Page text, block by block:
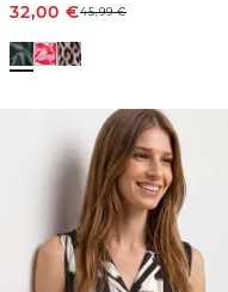
32,00 €45,99€